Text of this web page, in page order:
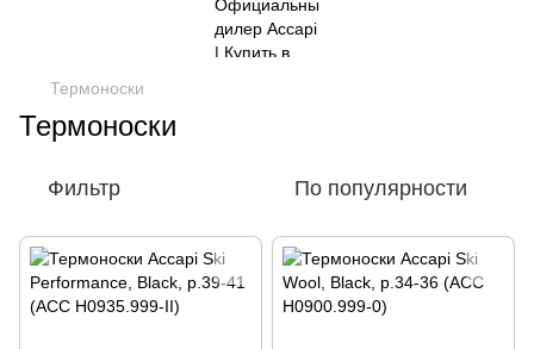
Термоноски
Термоноски
Фильтр По популярности